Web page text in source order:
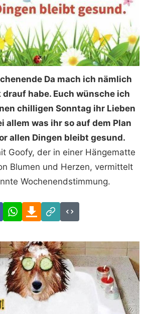
Da mach ich nämlich
drauf habe. Euch wünsche ich
chilligen Sonntag ihr Lieben
allem was ihr so auf dem Plan
allen Dingen bleibt gesund.
Goofy, der in einer Hängematte
Blumen und Herzen, vermittelt
Wochenendstimmung.
FacebookWhatsAppDownload
Link
Code